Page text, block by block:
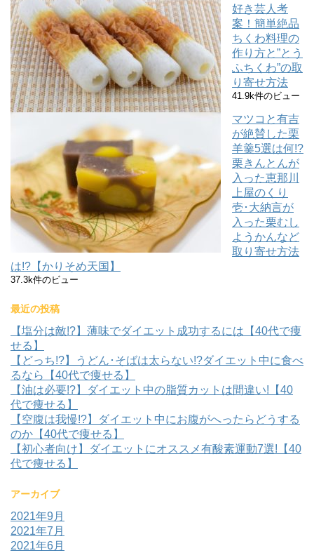
好き芸人考
案！簡単絶品
ちくわ料理の
作り方と”とう
ふちくわ”の取
り寄せ方法
41.9k件のビュー
マツコと有吉
が絶賛した栗
羊羹5選は何!?
栗きんとんが
入った恵那川
上屋のくり
壱･大納言が
入った栗むし
ようかんなど
取り寄せ方法
は!?【かりそめ天国】
37.3k件のビュー
最近の投稿
【塩分は敵!?】薄味でダイエット成功するには【40代で痩
せる】
【どっち!?】うどん･そばは太らない!?ダイエット中に食べ
るなら【40代で痩せる】
【油は必要!?】ダイエット中の脂質カットは間違い!【40
代で痩せる】
【空腹は我慢!?】ダイエット中にお腹がへったらどうする
のか【40代で痩せる】
【初心者向け】ダイエットにオススメ有酸素運動7選!【40
代で痩せる】
アーカイブ
2021年9月
2021年7月
2021年6月